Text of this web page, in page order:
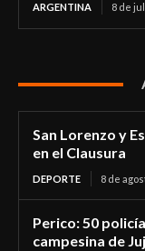
ARGENTINA 8 de
San Lorenzo y
en el Clausura
DEPORTE 8 de
Perico: 50
campesina de